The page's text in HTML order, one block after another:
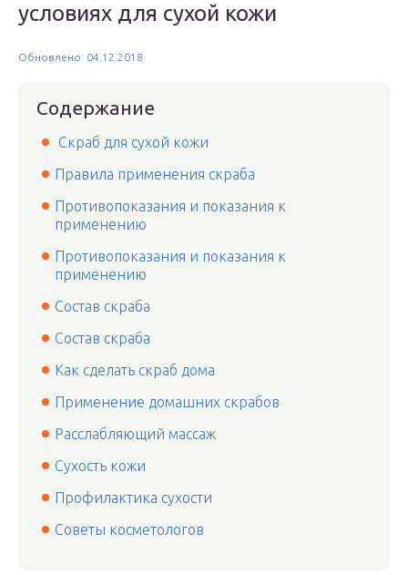
условиях для сухой кожи
Обновлено: 04.12.2018
Содержание
Скраб для сухой кожи
Правила применения скраба
Противопоказания и показания к
применению
Противопоказания и показания к
применению
Состав скраба
Состав скраба
Как сделать скраб дома
Применение домашних скрабов
Расслабляющий массаж
Сухость кожи
Профилактика сухости
Советы косметологов